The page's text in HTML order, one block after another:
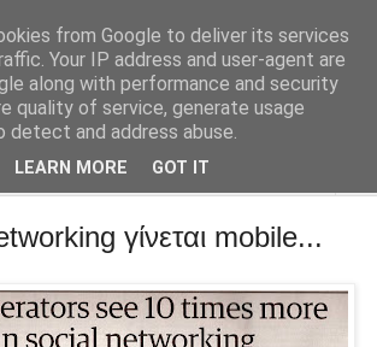
διαδίκτυο.
γίνεται mobile...
from Google to deliver its services
Your IP address and user-agent are
along with performance and security
quality of service, generate usage
and address abuse.
LEARN MORE GOT IT